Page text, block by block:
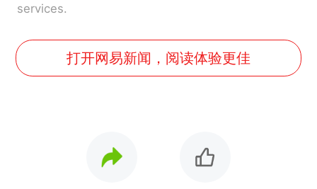
services.
打开网易新闻，阅读体验更佳